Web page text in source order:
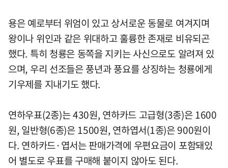
용은 예로부터 위엄이 있고 상서로운 동물로 여겨지며
왕이나 위인과 같은 위대하고 훌륭한 존재로 비유되곤
했다. 특히 청룡은 동쪽을 지키는 사신으로도 알려져 있
으며, 우리 선조들은 풍년과 풍요를 상징하는 청룡에게
기우제를 지내기도 했다.
연하우표(2종)는 430원, 연하카드 고급형(3종)은 1600
원, 일반형(6종)은 1500원, 연하엽서(1종)은 900원이
다. 연하카드·엽서는 판매가격에 우편요금이 포함돼있
어 별도로 우표를 구매해 붙이지 않아도 된다.